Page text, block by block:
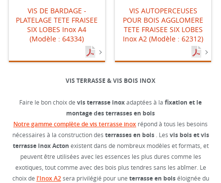
VIS DE BARDAGE -
PLATELAGE TETE FRAISEE
SIX LOBES Inox A4
(Modèle : 64334)
VIS AUTOPERCEUSES
POUR BOIS AGGLOMERE
TETE FRAISEE SIX LOBES
Inox A2 (Modèle : 62312)
VIS TERRASSE & VIS BOIS INOX
Faire le bon choix de vis terrasse inoxadaptées à la fixation et le
montage des terrasses en bois
Notre gamme complète de vis terrasse inox répond à tous les besoins
nécessaires à la construction des terrasses en bois. Les vis bois et vis
terrasse inox Acton existent dans de nombreux modèles et formats, et
peuvent être utilisées avec les essences les plus dures comme les
exotiques, tout comme avec des bois plus tendres sans les abîmer. Le
choix de l'Inox A2 sera privilégié pour une terrasse en boiséloignée du